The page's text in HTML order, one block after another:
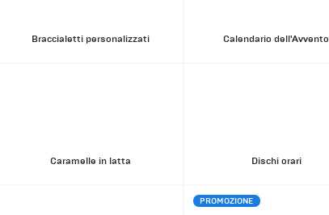
Braccialetti personalizzati Calendario dell'Avvento
Caramelle in latta Dischi orari
PROMOZIONE